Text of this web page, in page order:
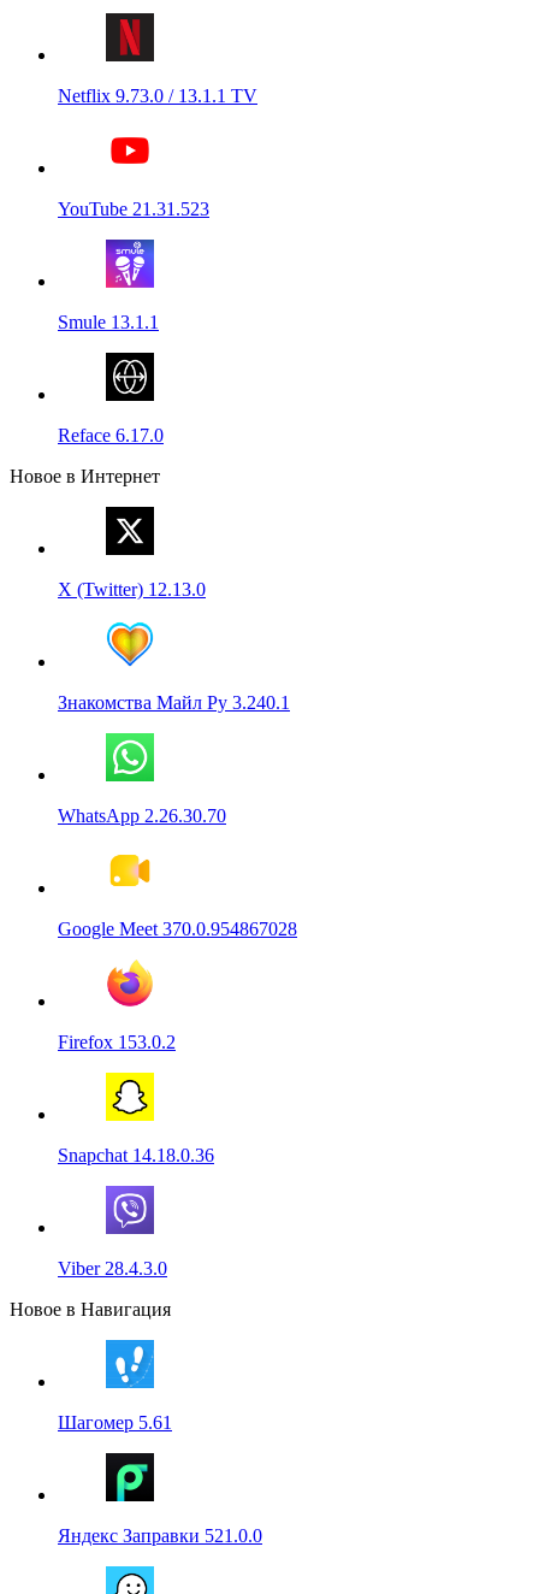
Netflix 9.73.0 / 13.1.1 TV
YouTube 21.31.523
Smule 13.1.1
Reface 6.17.0
Новое в Интернет
X (Twitter) 12.13.0
Знакомства Майл Ру 3.240.1
WhatsApp 2.26.30.70
Google Meet 370.0.954867028
Firefox 153.0.2
Snapchat 14.18.0.36
Viber 28.4.3.0
Новое в Навигация
Шагомер 5.61
Яндекс Заправки 521.0.0